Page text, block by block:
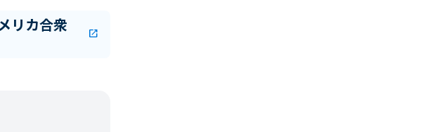
リカ合衆
open_in_new